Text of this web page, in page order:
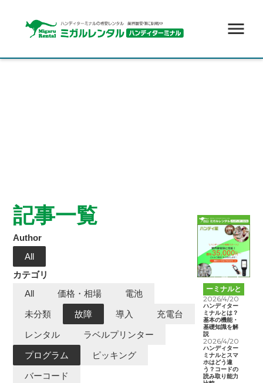
記事一覧
Author
All
カテゴリ
All
価格・相場 電池
未分類 故障 導入 充電台
レンタル ラベルプリンター
プログラム ピッキング
バーコード
ハンディタ
ーミナルと
は
2026/4/20
ハンディター
ミナルとは？
基本の機能・
基礎知識を解
説
2026/4/20
ハンディター
ミナルとスマ
ホはどう違
う？コードの
読み取り能力
menu